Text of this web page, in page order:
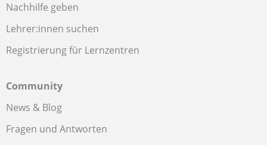
Nachhilfe geben
Lehrer:innen suchen
Registrierung für Lernzentren
Community
News & Blog
Fragen und Antworten